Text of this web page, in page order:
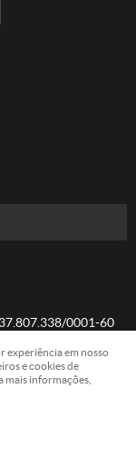
0001-60
experiência em nosso
e cookies de
mais informações,